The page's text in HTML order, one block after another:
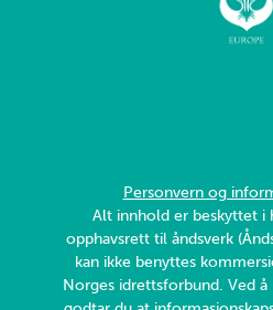
Personvern og
Alt innhold er beskyttet
opphavsrett til åndsverk
kan ikke benyttes
Norges idrettsforbund. Ved